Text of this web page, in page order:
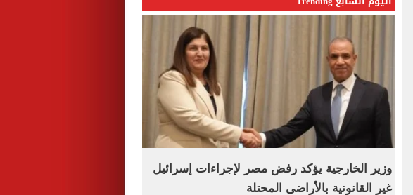
وزير الخارجية يؤكد رفض مصر لإجراءات إسرائيل
غير القانونية بالأراضى المحتلة